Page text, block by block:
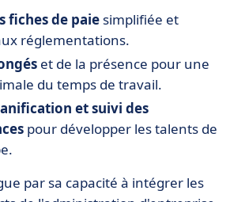
fiches de paie simplifiée et
réglementations.
et de la présence pour une
du temps de travail.
et suivi des
pour développer les talents de
par sa capacité à intégrer les